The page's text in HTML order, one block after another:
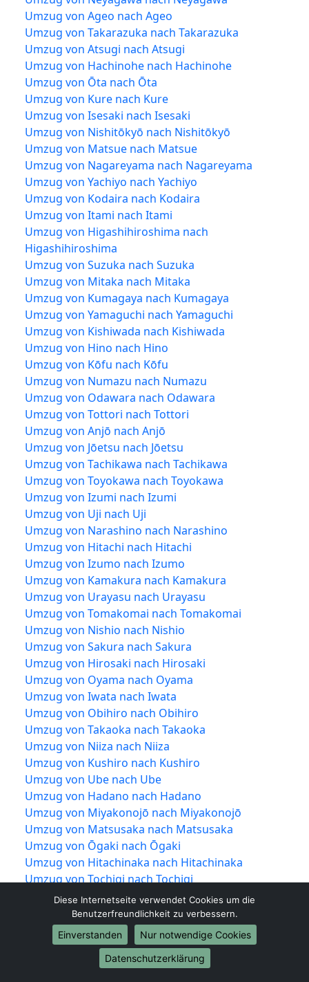
Umzug von Ageo nach Ageo
Umzug von Takarazuka nach Takarazuka
Umzug von Atsugi nach Atsugi
Umzug von Hachinohe nach Hachinohe
Umzug von Ōta nach Ōta
Umzug von Kure nach Kure
Umzug von Isesaki nach Isesaki
Umzug von Nishitōkyō nach Nishitōkyō
Umzug von Matsue nach Matsue
Umzug von Nagareyama nach Nagareyama
Umzug von Yachiyo nach Yachiyo
Umzug von Kodaira nach Kodaira
Umzug von Itami nach Itami
Umzug von Higashihiroshima nach
Higashihiroshima
Umzug von Suzuka nach Suzuka
Umzug von Mitaka nach Mitaka
Umzug von Kumagaya nach Kumagaya
Umzug von Yamaguchi nach Yamaguchi
Umzug von Kishiwada nach Kishiwada
Umzug von Hino nach Hino
Umzug von Kōfu nach Kōfu
Umzug von Numazu nach Numazu
Umzug von Odawara nach Odawara
Umzug von Tottori nach Tottori
Umzug von Anjō nach Anjō
Umzug von Jōetsu nach Jōetsu
Umzug von Tachikawa nach Tachikawa
Umzug von Toyokawa nach Toyokawa
Umzug von Izumi nach Izumi
Umzug von Uji nach Uji
Umzug von Narashino nach Narashino
Umzug von Hitachi nach Hitachi
Umzug von Izumo nach Izumo
Umzug von Kamakura nach Kamakura
Umzug von Urayasu nach Urayasu
Umzug von Tomakomai nach Tomakomai
Umzug von Nishio nach Nishio
Umzug von Sakura nach Sakura
Umzug von Hirosaki nach Hirosaki
Umzug von Oyama nach Oyama
Umzug von Iwata nach Iwata
Umzug von Obihiro nach Obihiro
Umzug von Takaoka nach Takaoka
Umzug von Niiza nach Niiza
Umzug von Kushiro nach Kushiro
Umzug von Ube nach Ube
Umzug von Hadano nach Hadano
Umzug von Miyakonojō nach Miyakonojō
Umzug von Matsusaka nach Matsusaka
Umzug von Ōgaki nach Ōgaki
Umzug von Hitachinaka nach Hitachinaka
Umzug von Tochigi nach Tochigi
Umzug von Ueda nach Ueda
Umzug von Kariya nach Kariya
Umzug von Noda nach Noda
Umzug von Kawanishi nach Kawanishi
Umzug von Higashimurayama nach
Diese Internetseite verwendet Cookies um die
Benutzerfreundlichkeit zu verbessern.
Einverstanden
Nur notwendige Cookies
Datenschutzerklärung